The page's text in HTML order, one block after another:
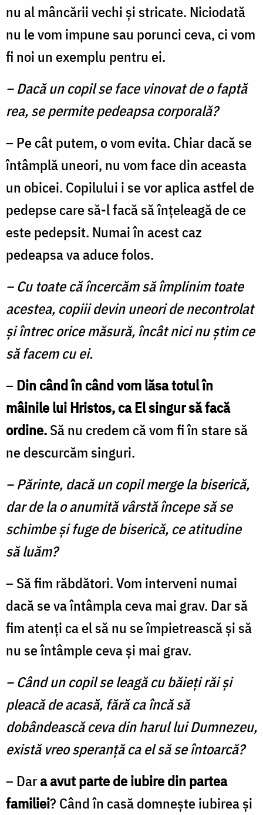
nu al mâncării vechi şi stricate. Niciodată
nu le vom impune sau porunci ceva, ci vom
fi noi un exemplu pentru ei.
– Dacă un copil se face vinovat de o faptă
rea, se permite pedeapsa corporală?
– Pe cât putem, o vom evita. Chiar dacă se
în­tâmplă uneori, nu vom face din aceasta
un obicei. Copilului i se vor aplica astfel de
pedepse care să-l facă să înţeleagă de ce
este pedepsit. Numai în acest caz
pedeapsa va aduce folos.
– Cu toate că încercăm să împlinim toate
aces­tea, copiii devin uneori de necontrolat
şi întrec ori­ce măsură, încât nici nu ştim ce
să facem cu ei.
– Din când în când vom lăsa totul în
mâinile lui Hristos, ca El singur să facă
ordine.Să nu credem că vom fi în stare să
ne descurcăm singuri.
– Părinte, dacă un copil merge la biserică,
dar de la o anumită vârstă începe să se
schimbe şi fuge de biserică, ce atitudine
să luăm?
– Să fim răbdători. Vom interveni numai
dacă se va întâmpla ceva mai grav. Dar să
fim atenţi ca el să nu se împietrească şi să
nu se întâmple ceva şi mai grav.
– Când un copil se leagă cu băieţi răi şi
pleacă de acasă, fără ca încă să
dobândească ceva din ha­rul lui Dumnezeu,
există vreo speranţă ca el să se întoarcă?
– Dara avut parte de iubire din partea
familiei? Când în casă domneşte iubirea şi